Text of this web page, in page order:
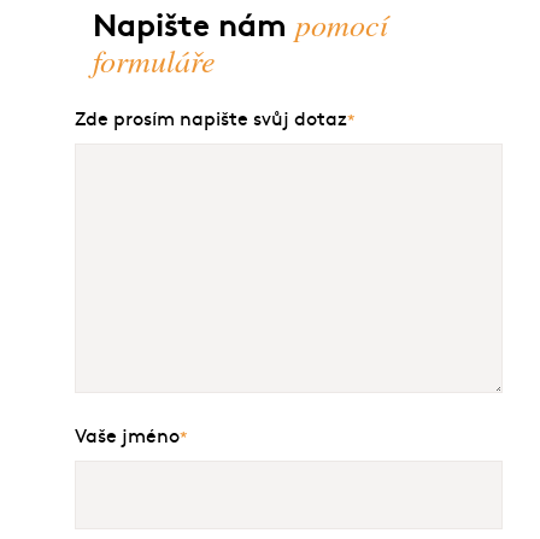
Napište nám pomocí
formuláře
Zde prosím napište svůj dotaz*
Vaše jméno*